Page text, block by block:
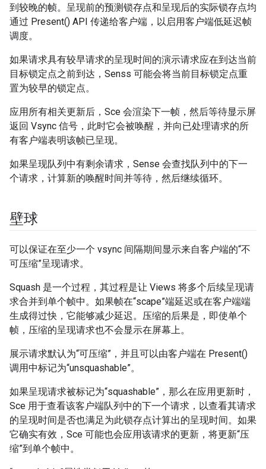
到较晚的帧。呈现前的预测锁存点和呈现后的实际锁存点均
通过 Present() API 传递给客户端，以启用客户端低延迟帧
调度。
如果请求具有较早请求的呈现时间的演示请求应在到达当前
目标锁定点之前到达，Senss 可能会将当前目标锁定点重
置为较早的锁定点。
应用所有相关更新后，Sce 会渲染下一帧，然后等待显示屏
返回 Vsync 信号，此时它会被唤醒，并向已处理请求的所
有客户端表明该帧已呈现。
如果呈现队列中有剩余请求，Sense 会查找队列中的下一
个请求，计算新的唤醒时间并等待，然后继续循环。
壁球
可以保证在至少一个 vsync 间隔期间显示来自客户端的“不
可压缩”呈现请求。
Squash 是一个过程，其过程是让 Views 将多个后续呈现请
求合并到单个帧中。如果帧在“scape”端延迟或在客户端端
生成得过快，它能够减少延迟。压缩的后果是，即使单个
帧，压缩的呈现请求也不会显示在屏幕上。
展示请求默认为“可压缩”，并且可以由客户端在 Present()
调用中标记为“unsquashable”。
如果呈现请求被标记为“squashable”，那么在应用更新时，
Sce 用于查看该客户端队列中的下一个请求，以查看其请求
的呈现时间是否也满足为此锁存点计算出的呈现时间。如果
它确实有效，Sce 可能也会应用该请求的更新，将更新“压
缩”到单个帧中。